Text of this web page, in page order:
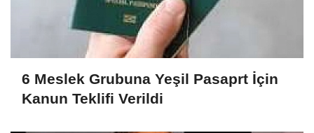
6 Meslek Grubuna Yeşil Pasaprt İçin
Kanun Teklifi Verildi